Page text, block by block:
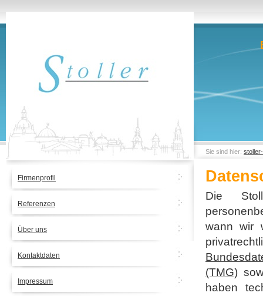
Firmenprofil
Referenzen
Über uns
Kontaktdaten
Impressum
Sie sind hier:
Die
wann wir
(TMG)
haben